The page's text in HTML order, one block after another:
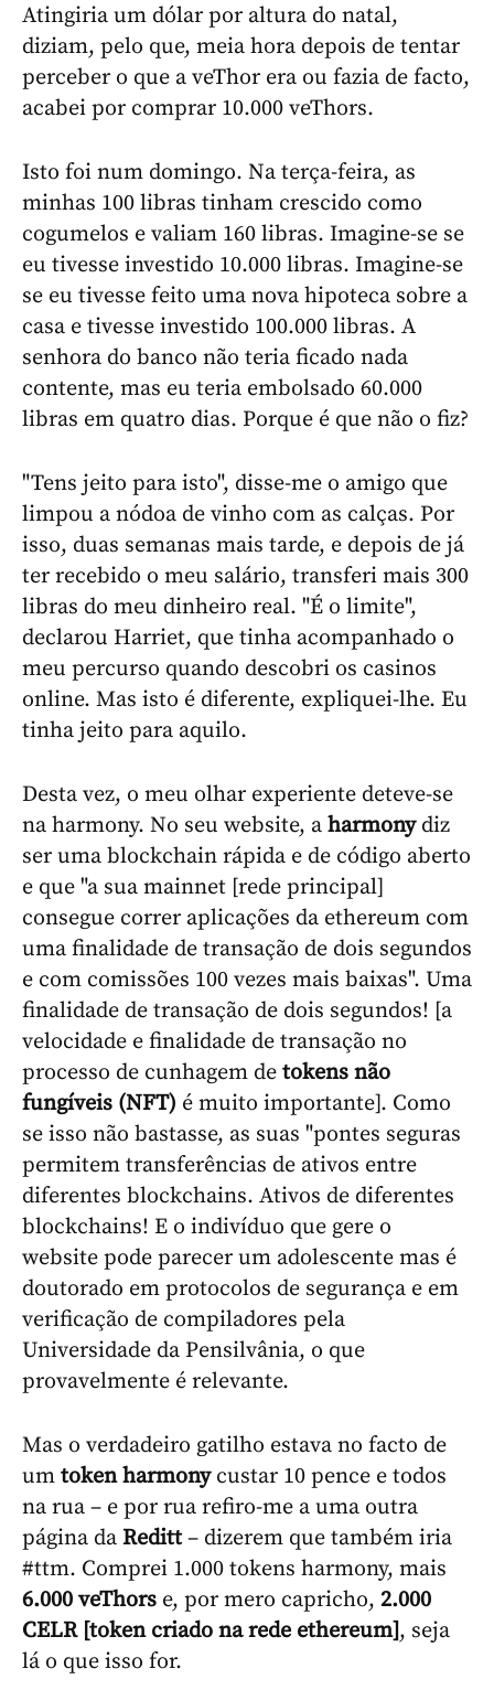
Atingiria um dólar por altura do natal,
diziam, pelo que, meia hora depois de tentar
perceber o que a veThor era ou fazia de facto,
acabei por comprar 10.000 veThors.
Isto foi num domingo. Na terça-feira, as
minhas 100 libras tinham crescido como
cogumelos e valiam 160 libras. Imagine-se se
eu tivesse investido 10.000 libras. Imagine-se
se eu tivesse feito uma nova hipoteca sobre a
casa e tivesse investido 100.000 libras. A
senhora do banco não teria ficado nada
contente, mas eu teria embolsado 60.000
libras em quatro dias. Porque é que não o fiz?
"Tens jeito para isto", disse-me o amigo que
limpou a nódoa de vinho com as calças. Por
isso, duas semanas mais tarde, e depois de já
ter recebido o meu salário, transferi mais 300
libras do meu dinheiro real. "É o limite",
declarou Harriet, que tinha acompanhado o
meu percurso quando descobri os casinos
online. Mas isto é diferente, expliquei-lhe. Eu
tinha jeito para aquilo.
Desta vez, o meu olhar experiente deteve-se
na harmony. No seu website, a harmonydiz
ser uma blockchain rápida e de código aberto
e que "a sua mainnet [rede principal]
consegue correr aplicações da ethereum com
uma finalidade de transação de dois segundos
e com comissões 100 vezes mais baixas". Uma
finalidade de transação de dois segundos! [a
velocidade e finalidade de transação no
processo de cunhagem de tokens não
fungíveis (NFT) é muito importante]. Como
se isso não bastasse, as suas "pontes seguras
permitem transferências de ativos entre
diferentes blockchains. Ativos de diferentes
blockchains! E o indivíduo que gere o
website pode parecer um adolescente mas é
doutorado em protocolos de segurança e em
verificação de compiladores pela
Universidade da Pensilvânia, o que
provavelmente é relevante.
Mas o verdadeiro gatilho estava no facto de
um token harmonycustar 10 pence e todos
na rua – e por rua refiro-me a uma outra
página da Reditt– dizerem que também iria
#ttm. Comprei 1.000 tokens harmony, mais
6.000 veThors e, por mero capricho, 2.000
CELR [token criado na rede ethereum], seja
lá o que isso for.